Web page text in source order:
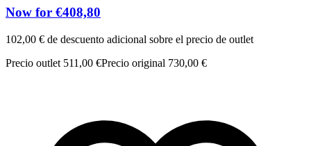
Now for €408,80
102,00 € de descuento adicional sobre el precio de outlet
Precio outlet 511,00 €Precio original 730,00 €